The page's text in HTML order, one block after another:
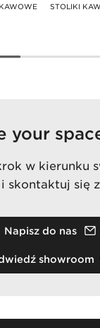
STOLIKI
your
w kierunku
skontaktuj się
Napisz do nas
showroom